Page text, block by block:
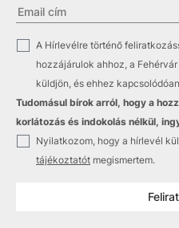
A Hírlevélre történő
hozzájárulok ahhoz, a
küldjön, és ehhez
Tudomásul bírok arról, hogy a
korlátozás és indokolás nélkül,
Nyilatkozom, hogy a hírlevél
tájékoztatót megismertem.